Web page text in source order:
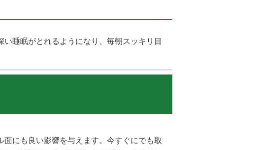
睡眠がとれるようになり、毎朝スッキリ目
にも良い影響を与えます。今すぐにでも取